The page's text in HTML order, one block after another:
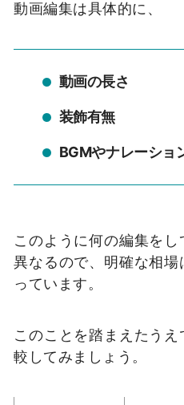
動画編集は具体的に、
動画の長さ
装飾有無
BGMやナレーショ
このように何の編集を
異なるので、明確な相
っています。
このことを踏まえたう
較してみましょう。